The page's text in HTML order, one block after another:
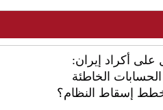
على أكراد إيران:
الخاطئة
إسقاط النظام؟